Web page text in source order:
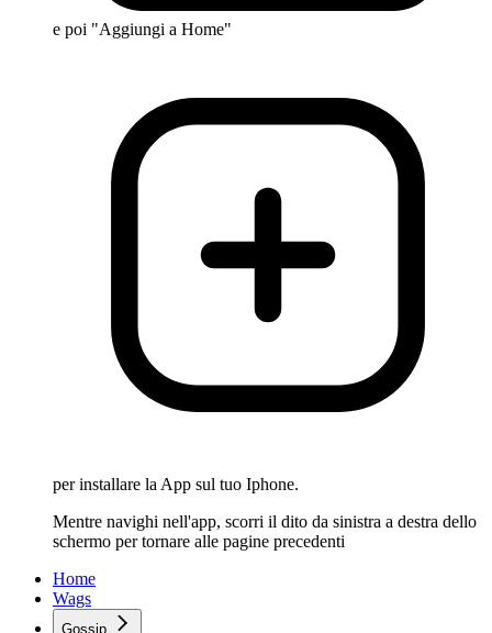
e poi "Aggiungi a Home"
per installare la App sul tuo Iphone.
Mentre navighi nell'app, scorri il dito da sinistra a destra dello
schermo per tornare alle pagine precedenti
Home
Wags
Gossip